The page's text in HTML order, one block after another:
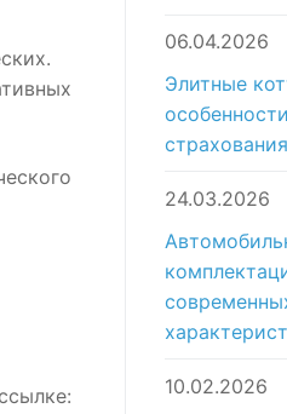
06.04.2026
Элитные
страхования
24.03.2026
10.02.2026